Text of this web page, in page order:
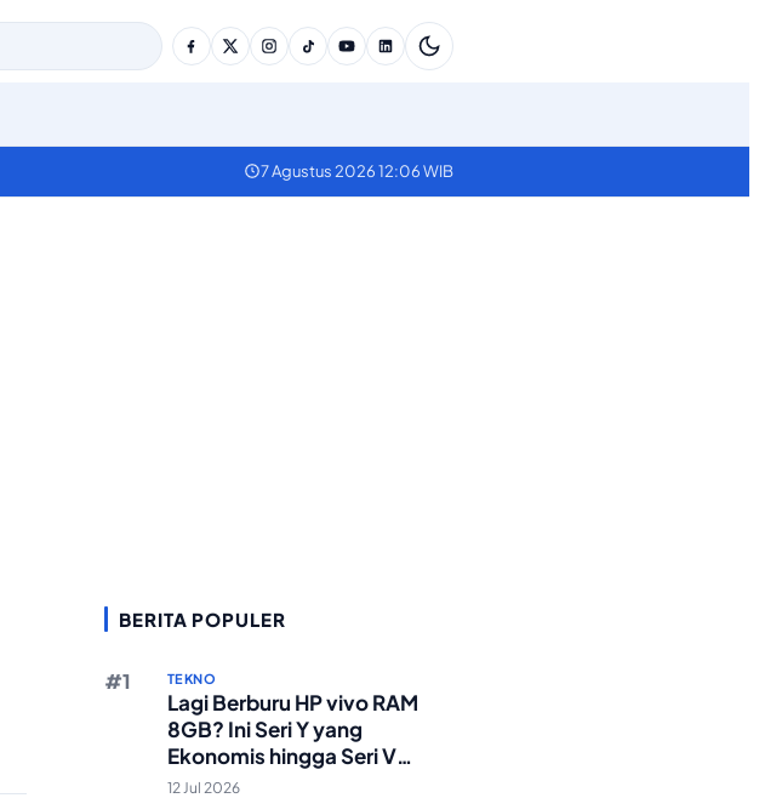
7 Agustus 2026 12:06 WIB
BERITA POPULER
TEKNO
Lagi Berburu HP vivo RAM
8GB? Ini Seri Y yang
Ekonomis hingga Seri V
Berstandar Militer!
12 Jul 2026